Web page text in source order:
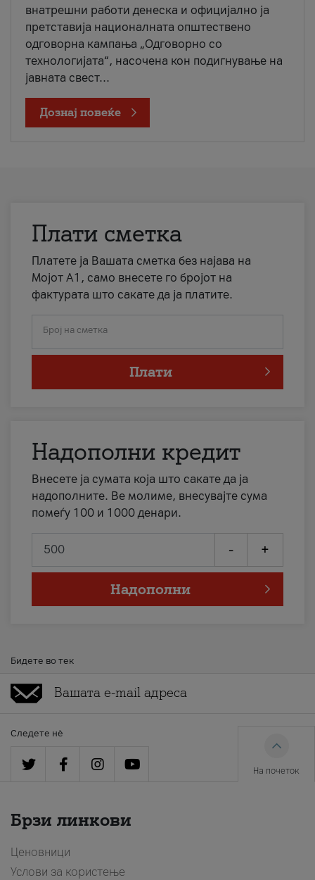
внатрешни работи денеска и официјално ја
претставија националната општествено
одговорна кампања „Одговорно со
технологијата“, насочена кон подигнување на
јавната свест...
Дознај повеќе
Плати сметка
Платете ја Вашата сметка без најава на
Мојот А1, само внесете го бројот на
фактурата што сакате да ја платите.
Број на сметка
Плати
Надополни кредит
Внесете ја сумата која што сакате да ја
надополните. Ве молиме, внесувајте сума
помеѓу 100 и 1000 денари.
- +
Надополни
Бидете во тек
Следете нè
На почеток
Брзи линкови
Ценовници
Услови за користење